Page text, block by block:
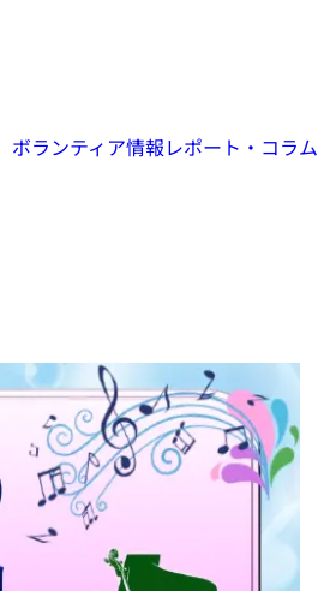
ボランティア情報レポート・コラム